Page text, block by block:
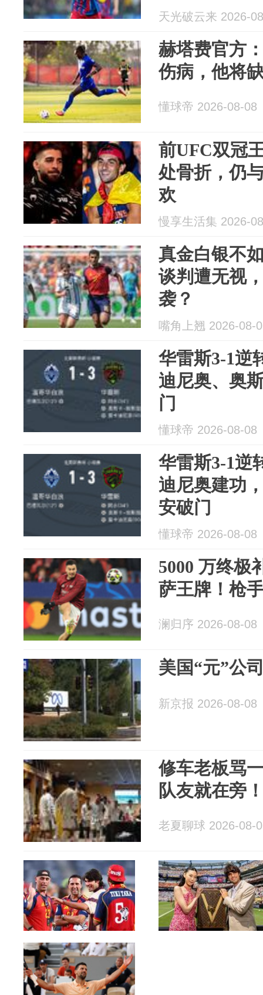
天光破云来 2026-
赫塔费官方
伤病，他将
懂球帝 2026-08-08
前UFC双冠
处骨折，仍
欢
慢享生活集 2026-
真金白银不
谈判遭无视
袭？
嘴角上翘 2026-08-
华雷斯3-1逆
迪尼奥、奥
门
懂球帝 2026-08-08
华雷斯3-1逆
迪尼奥建功
安破门
懂球帝 2026-08-08
5000 万终极
萨王牌！枪
澜归序 2026-08-08
美国“元”公
新京报 2026-08-08
修车老板骂
队友就在旁
老夏聊球 2026-08-